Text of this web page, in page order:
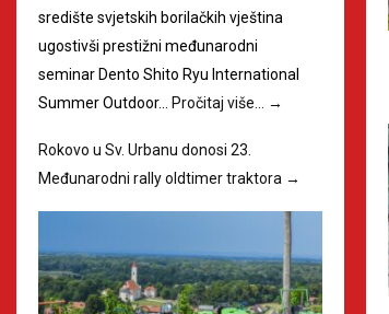
središte svjetskih borilačkih vještina
ugostivši prestižni međunarodni
seminar Dento Shito Ryu International
Summer Outdoor… Pročitaj više… →
Rokovo u Sv. Urbanu donosi 23.
Međunarodni rally oldtimer traktora →